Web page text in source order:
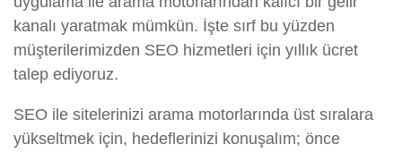
kanalı yaratmak mümkün. İşte sırf bu yüzden
müşterilerimizden SEO hizmetleri için yıllık ücret
talep ediyoruz.
SEO ile sitelerinizi arama motorlarında üst sıralara
yükseltmek için, hedeflerinizi konuşalım; önce